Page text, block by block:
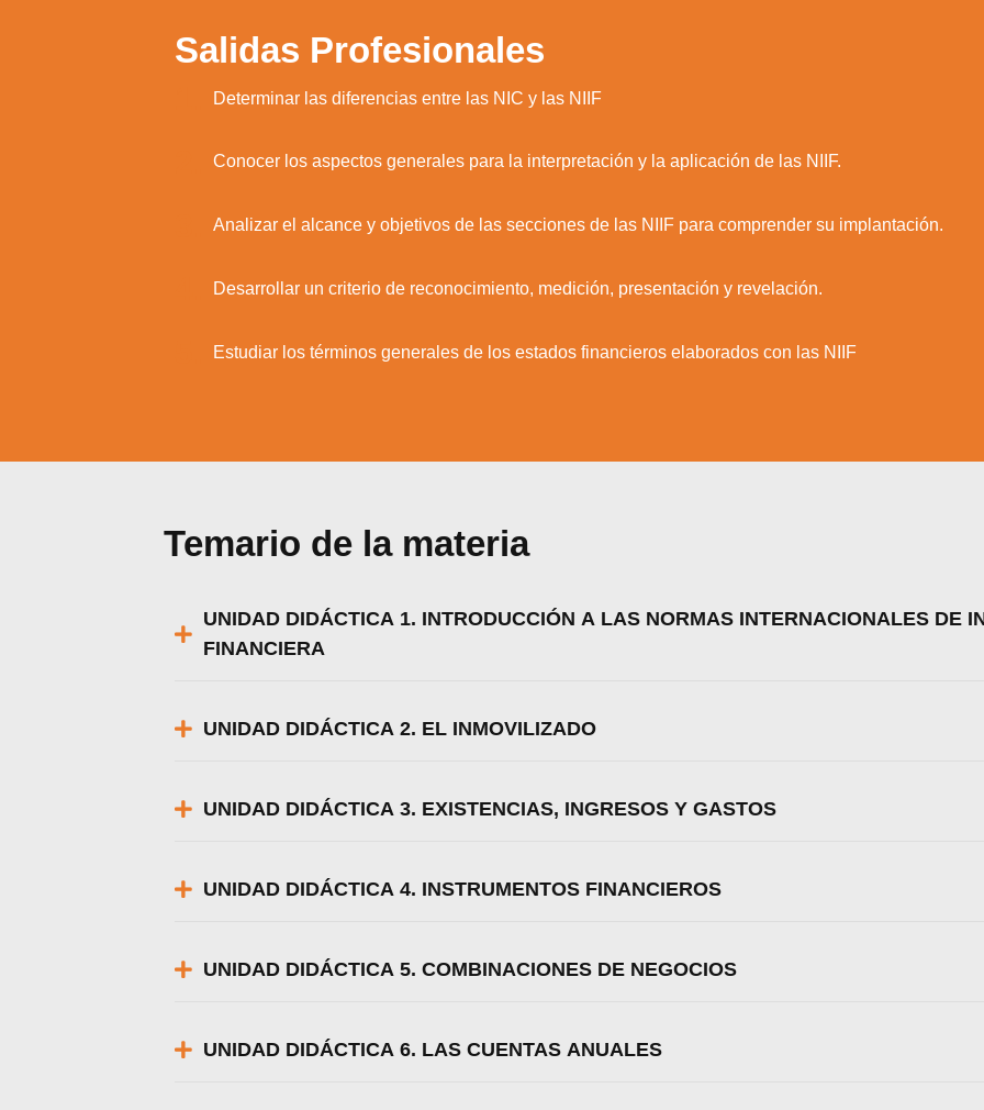
Salidas Profesionales
Determinar las diferencias entre las NIC y las NIIF
Conocer los aspectos generales para la interpretación y la aplicación de las NIIF.
Analizar el alcance y objetivos de las secciones de las NIIF para comprender su implantación.
Desarrollar un criterio de reconocimiento, medición, presentación y revelación.
Estudiar los términos generales de los estados financieros elaborados con las NIIF
Temario de la materia
UNIDAD DIDÁCTICA 1. INTRODUCCIÓN A LAS NORMAS INTERNACIONALES DE
FINANCIERA
UNIDAD DIDÁCTICA 2. EL INMOVILIZADO
UNIDAD DIDÁCTICA 3. EXISTENCIAS, INGRESOS Y GASTOS
UNIDAD DIDÁCTICA 4. INSTRUMENTOS FINANCIEROS
UNIDAD DIDÁCTICA 5. COMBINACIONES DE NEGOCIOS
UNIDAD DIDÁCTICA 6. LAS CUENTAS ANUALES
ajustes.